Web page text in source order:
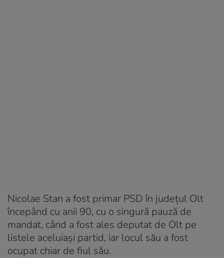
Nicolae Stan a fost primar PSD în județul Olt
începând cu anii 90, cu o singură pauză de
mandat, când a fost ales deputat de Olt pe
listele aceluiași partid, iar locul său a fost
ocupat chiar de fiul său.